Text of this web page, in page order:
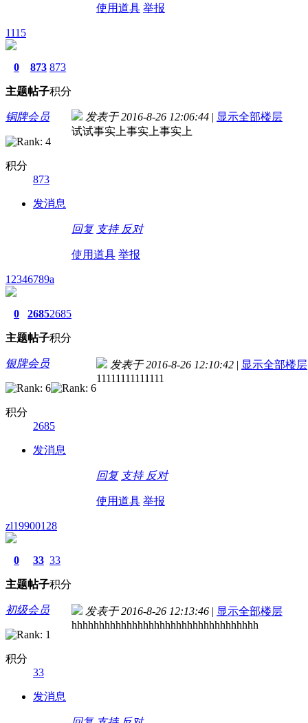
使用道具 举报
1115
0
主题
873
帖子
873
积分
铜牌会员
积分
873
发消息
发表于 2016-8-26 12:06:44 | 显示全部楼层
试试事实上事实上事实上
回复 支持 反对
使用道具 举报
12346789a
0
主题
2685
帖子
2685
积分
银牌会员
积分
2685
发消息
发表于 2016-8-26 12:10:42 | 显示全部楼层
11111111111111
回复 支持 反对
使用道具 举报
zl19900128
0
主题
33
帖子
33
积分
初级会员
积分
33
发消息
发表于 2016-8-26 12:13:46 | 显示全部楼层
hhhhhhhhhhhhhhhhhhhhhhhhhhhhhhhhhh